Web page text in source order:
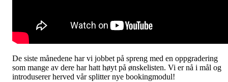
De siste månedene har vi jobbet på spreng med en oppgradering
som mange av dere har hatt høyt på ønskelisten. Vi er nå i mål og
introduserer herved vår splitter nye bookingmodul!